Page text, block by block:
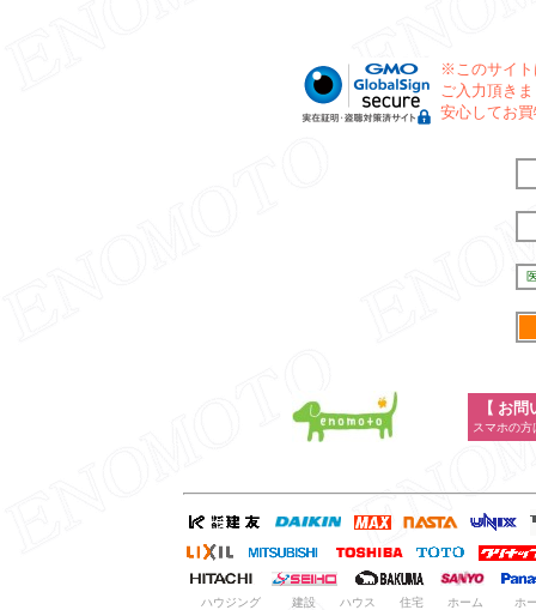
※このサイト
ご入力頂き
安心してお
【 お
スマホの
ハウジング 建設 ハウス 住宅 ホーム ホ